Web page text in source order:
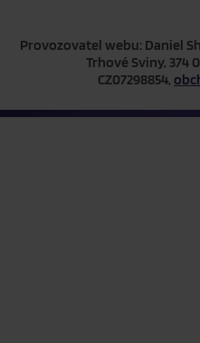
Provozovatel webu: Daniel
Trhové Sviny, 374
CZ07298854,